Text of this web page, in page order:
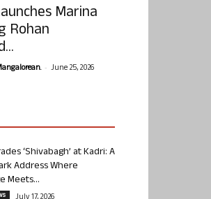
Marina
Rohan
- June 25, 2026
‘Shivabagh’ at Kadri: A
Address Where
Meets...